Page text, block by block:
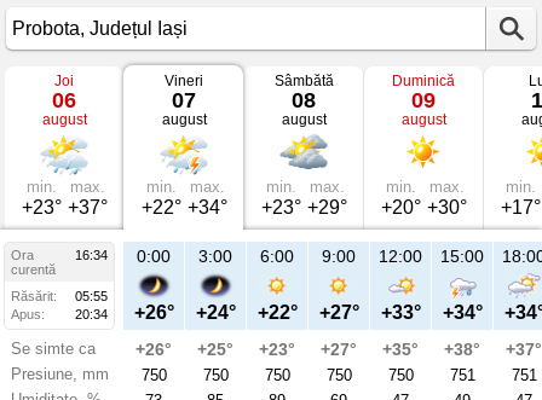
Vremea
Probota
mâine
Județul
Iași
Joi
06
august
min.
+23°
max.
+37°
Vineri
07
august
min.
+22°
max.
+34°
Sâmbătă
08
august
min.
+23°
max.
+29°
Duminică
09
august
min.
+20°
max.
+30°
min.
+17°
Ora
16:34
curentă
Răsărit:
05:55
Apus:
20:34
Se simte ca
Presiune, mm
21:00
+31°
+32°
750
Vi
aug
0:00
+26°
+26°
750
3:00
+24°
+25°
750
6:00
+22°
+23°
750
9:00
+27°
+27°
750
12:00
+33°
+35°
750
15:00
+34°
+38°
751
+37°
751